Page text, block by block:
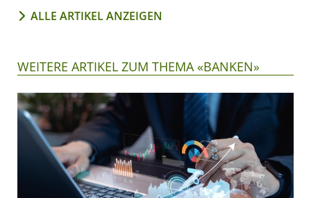
ALLE ARTIKEL ANZEIGEN
WEITERE ARTIKEL ZUM THEMA «BANKEN»